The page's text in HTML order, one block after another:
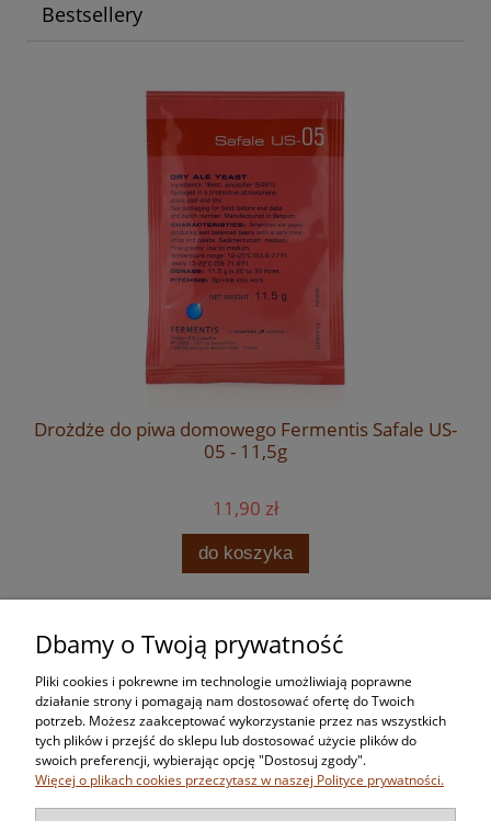
Bestsellery
Drożdże do piwa domowego Fermentis Safale US-
05 - 11,5g
11,90 zł
do koszyka
Zakupy
Pomoc
Moje konto
Informacje
Dbamy o Twoją prywatność
Pliki cookies i pokrewne im technologie umożliwiają poprawne
działanie strony i pomagają nam dostosować ofertę do Twoich
potrzeb. Możesz zaakceptować wykorzystanie przez nas wszystkich
tych plików i przejść do sklepu lub dostosować użycie plików do
swoich preferencji, wybierając opcję "Dostosuj zgody".
Więcej o plikach cookies przeczytasz w naszej Polityce prywatności.